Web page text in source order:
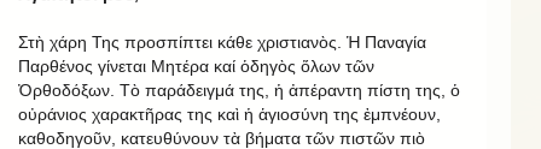
Στὴ χάρη Της προσπίπτει κάθε χριστιανὸς. Ἡ Παναγία
Παρθένος γίνεται Μητέρα καί ὁδηγὸς ὅλων τῶν
Ὀρθοδόξων. Τὸ παράδειγμά της, ἡ ἀπέραντη πίστη της, ὁ
οὐράνιος χαρακτῆρας της καὶ ἡ ἁγιοσύνη της ἐμπνέουν,
καθοδηγοῦν, κατευθύνουν τὰ βήματα τῶν πιστῶν πιὸ